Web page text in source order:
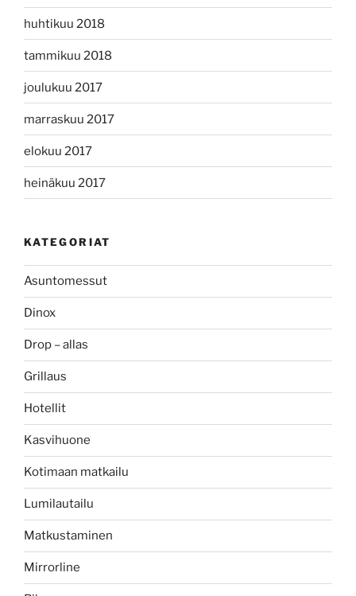
huhtikuu 2018
tammikuu 2018
joulukuu 2017
marraskuu 2017
elokuu 2017
heinäkuu 2017
KATEGORIAT
Asuntomessut
Dinox
Drop – allas
Grillaus
Hotellit
Kasvihuone
Kotimaan matkailu
Lumilautailu
Matkustaminen
Mirrorline